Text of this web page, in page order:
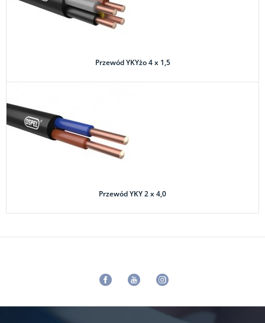
Przewód YKYżo 4 x 1,5
Przewód YKY 2 x 4,0
Instagram